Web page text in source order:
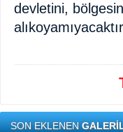
devletini,
SON EKLENEN